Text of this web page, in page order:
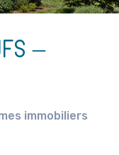
–
immobiliers